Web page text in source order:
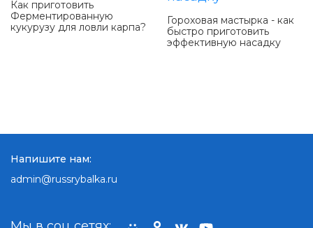
Как приготовить
Ферментированную
кукурузу для ловли карпа?
Гороховая мастырка - как
быстро приготовить
эффективную насадку
Напишите нам:
admin@russrybalka.ru